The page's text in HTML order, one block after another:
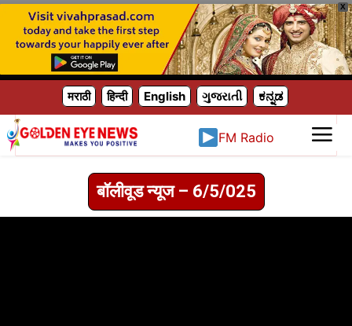
X
मराठी हिन्दी English ગુજરાતી ಕನ್ನಡ
FM Radio
बॉलीवूड न्यूज – 6/5/025